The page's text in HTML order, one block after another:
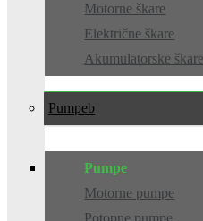
Motorne škare
Električne škare
Akumulatorske škare
Pumpe
Pumpe
Motorne pumpe
Potopne pumpe